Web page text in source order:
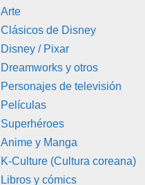
Arte
Clásicos de Disney
Disney / Pixar
Dreamworks y otros
Personajes de televisión
Películas
Superhéroes
Anime y Manga
K-Culture (Cultura coreana)
Libros y cómics